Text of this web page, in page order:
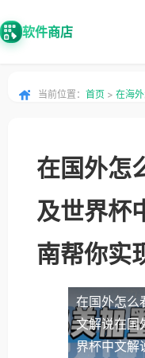
软件商店
当前位置： 首页 > 在海
在国外怎
及世界杯
南帮你实
在国外怎么
文解说在国
界杯中文解